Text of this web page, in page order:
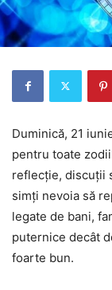
Duminică, 21
pentru toate
reflecție, discuții
simți nevoia să
legate de bani,
puternice decât
foarte bun.